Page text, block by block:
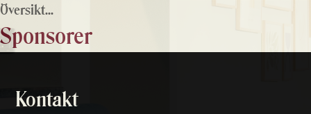
Översikt...
Sponsorer
Kontakt